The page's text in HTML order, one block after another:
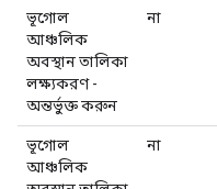
ভূগোল
আঞ্চলিক
অবস্থান তালিকা
লক্ষ্যকরণ -
অন্তর্ভুক্ত করুন
না
ভূগোল
আঞ্চলিক
না